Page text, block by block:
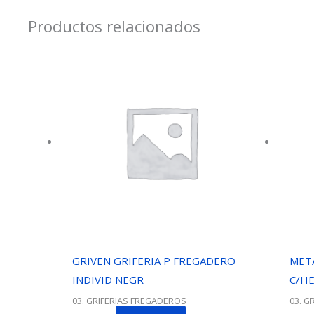
Productos relacionados
GRIVEN GRIFERIA P FREGADERO
INDIVID NEGR
03. GRIFERIAS FREGADEROS
C/
03.